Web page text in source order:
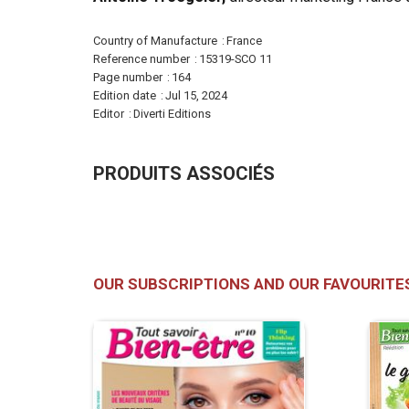
More
Information
Country of Manufacture
France
Reference number
15319-SCO 11
Page number
164
Edition date
Jul 15, 2024
Editor
Diverti Editions
PRODUITS ASSOCIÉS
OUR SUBSCRIPTIONS AND OUR